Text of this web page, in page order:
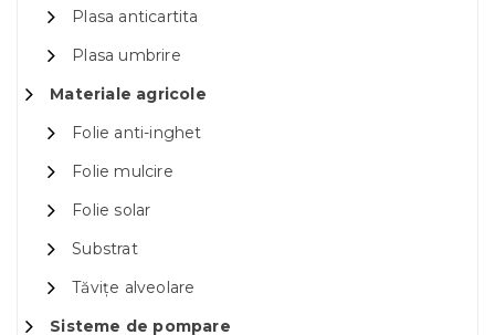
Plasa anticartita
Plasa umbrire
Materiale agricole
Folie anti-inghet
Folie mulcire
Folie solar
Substrat
Tăvițe alveolare
Sisteme de pompare